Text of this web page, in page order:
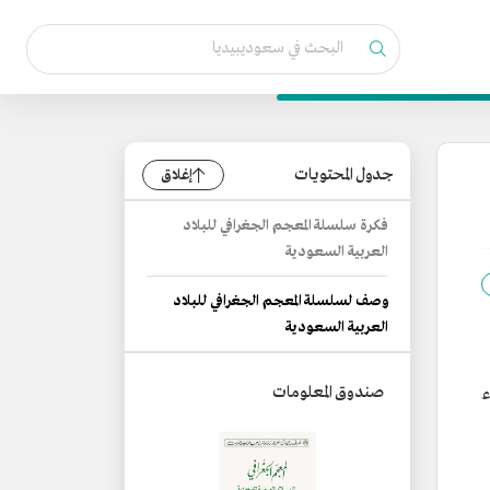
جدول المحتويات إغلاق
فكرة سلسلة المعجم الجغرافي للبلاد
العربية السعودية
وصف لسلسلة المعجم الجغرافي للبلاد
العربية السعودية
صندوق المعلومات